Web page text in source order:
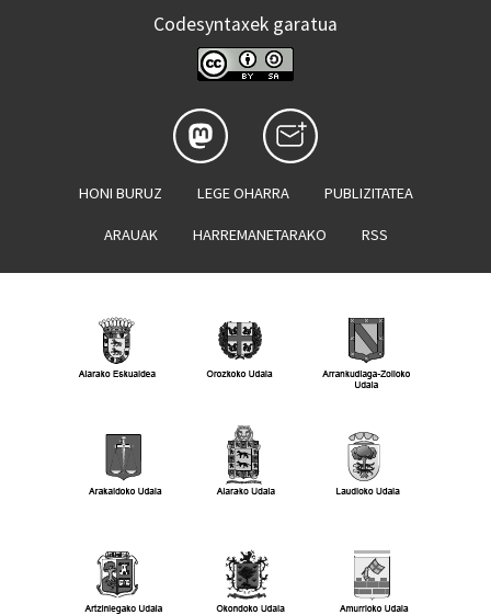
Codesyntaxek garatua
HONI BURUZ LEGE OHARRA PUBLIZITATEA
ARAUAK HARREMANETARAKO RSS